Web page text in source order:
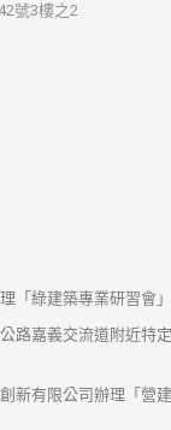
號3樓之2
「綠建築專業研習會」
路嘉義交流道附近特
新有限公司辦理「營